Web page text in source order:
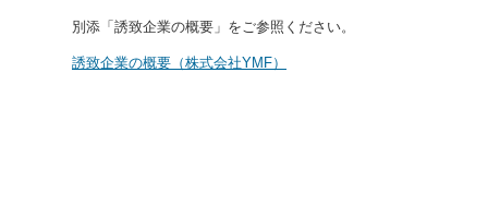
別添「誘致企業の概要」をご参照ください。
誘致企業の概要（株式会社YMF）